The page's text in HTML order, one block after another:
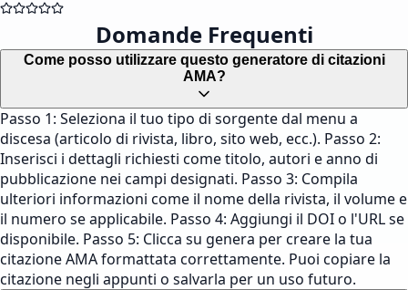
Domande Frequenti
Come posso utilizzare questo generatore di citazioni
AMA?
Passo 1: Seleziona il tuo tipo di sorgente dal menu a
discesa (articolo di rivista, libro, sito web, ecc.). Passo 2:
Inserisci i dettagli richiesti come titolo, autori e anno di
pubblicazione nei campi designati. Passo 3: Compila
ulteriori informazioni come il nome della rivista, il volume e
il numero se applicabile. Passo 4: Aggiungi il DOI o l'URL se
disponibile. Passo 5: Clicca su genera per creare la tua
citazione AMA formattata correttamente. Puoi copiare la
citazione negli appunti o salvarla per un uso futuro.